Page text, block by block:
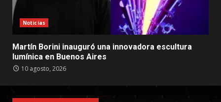
Noticias
Martín Borini inauguró una innovadora escultura
lumínica en Buenos Aires
10 agosto, 2026